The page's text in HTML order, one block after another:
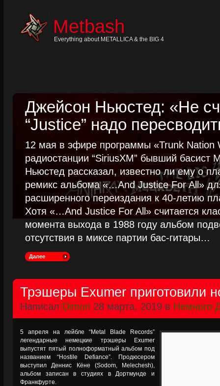
Metbash
Everything about METALLICA & the BIG 4
Джейсон Ньюстед: «Не
“Justice” надо
12 мая в эфире программы «Trunk Nation
радиостанции “SiriusXM” бывший басист
Ньюстед рассказал, известно ли ему о
ремикс альбома «…And Justice For All»
расширенного переиздания к 40-летию
Хотя «…And Justice For All» считается
момента выхода в 1988 году альбом
отсутствия в миксе партии бас-гитары…
Далее
Трэшеры Exumer приготовили
Написал Dimon 28 марта, 2019 в Немного
5 апреля на лейбле “Metal Blade Records”
легендарные немецкие трэшеры Exumer
выпустят пятый полноформатный альбом под
названием “Hostile Defiance”. Продюсером
выступил Деннис Кёне (Sodom, Melechesh),
альбом записан в студиях в Дортмунде и
Франкфурте.